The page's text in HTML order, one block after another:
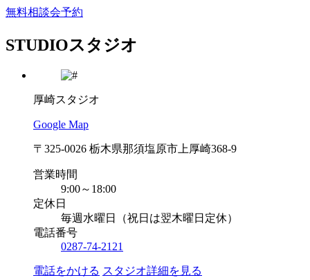
無料相談会予約
STUDIOスタジオ
厚崎スタジオ
Google Map
〒325-0026 栃木県那須塩原市上厚崎368-9
営業時間
9:00～18:00
定休日
毎週水曜日（祝日は翌木曜日定休）
電話番号
0287-74-2121
電話をかける スタジオ詳細を見る